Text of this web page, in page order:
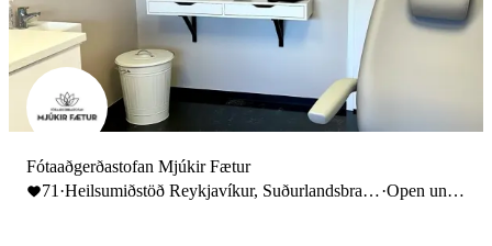
Fótaaðgerðastofan Mjúkir Fætur
71 ·Heilsumiðstöð Reykjavíkur, Suðurlandsbraut ·Open until